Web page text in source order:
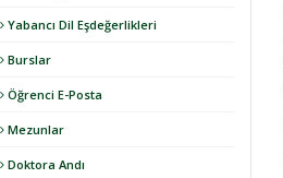
Yabancı Dil Eşdeğerlikleri
Burslar
Öğrenci E-Posta
Mezunlar
Doktora Andı